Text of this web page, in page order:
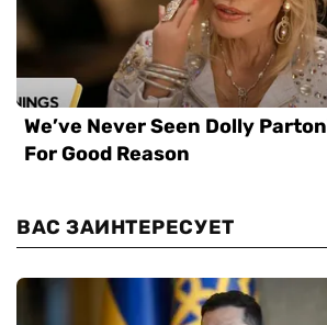
ВАС ЗАИНТЕРЕСУЕТ